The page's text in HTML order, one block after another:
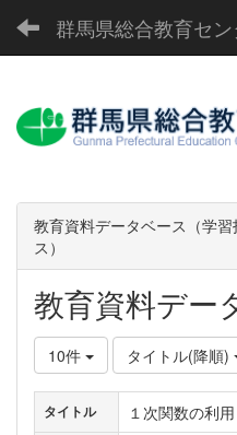
群馬県総合教育セ
教育資料データベース（学
ス）
教育資料デー
10件 タイトル(降順)
タイトル １次関数の利用